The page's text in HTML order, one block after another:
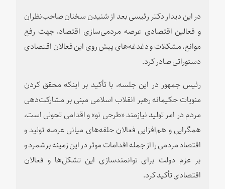
در این دیدار دکتر رئیسی بعد از شنیدن سخنان صاحب‌نظران
و فعالین اقتصادی عرصه مردمی‌سازی اقتصاد، جهت رفع
موانع، مشکلات و دغدغه‌های پیش روی این فعالان اقتصادی
دستوراتی صادر کرد.
رئیس جمهور در این جلسه، با تأکید بر اینکه محقق کردن
منویات حکیمانه رهبر انقلاب اسلامی مبنی بر مشارکت‌دهی
مردم در امر تولید نیازمند «طرحی نو» و اقدامی تحولی است،
همگرایی و هم‌افزایی فعالان حلقه‌های میانی عرصه تولید و
اقتصاد مردمی را از جمله اقدامات موثر در این زمینه برشمرد و
بر عزم دولت برای توانمندسازی این تشکل‌ها و فعالان
اقتصادی تأکید کرد.